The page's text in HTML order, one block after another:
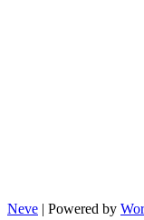
Neve | Powered by